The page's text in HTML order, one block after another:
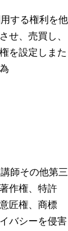
する権利を他
せ、売買し、
を設定しまた
師その他第三
作権、特許
匠権、商標
バシーを侵害